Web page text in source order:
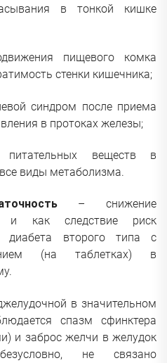
в тонкой кишке
пищевого комка
стенки кишечника;
синдром после приема
в протоках железы;
веществ в
виды метаболизма.
– снижение
и как следствие риск
диабета второго типа с
(на таблетках) в
в значительном
спазм сфинктера
и заброс желчи в желудок
не связано